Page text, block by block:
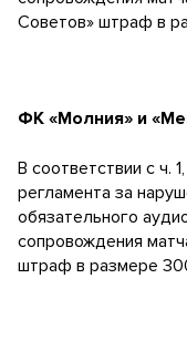
Советов» штраф в
ФК «Молния» и
В соответствии с ч.
регламента за
обязательного
сопровождения
штраф в размере